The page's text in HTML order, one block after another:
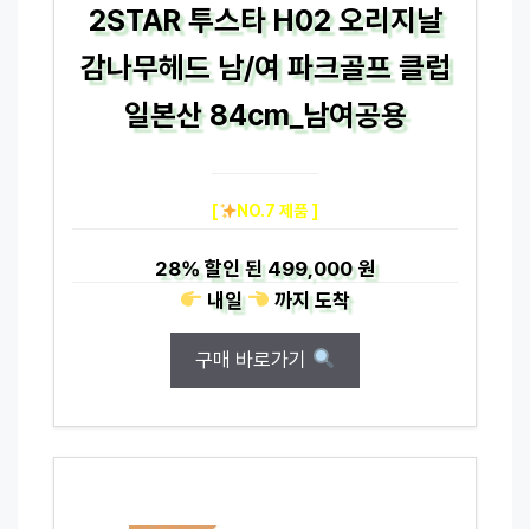
2STAR 투스타 H02 오리지날
감나무헤드 남/여 파크골프 클럽
일본산 84cm_남여공용
[ NO.7 제품 ]
28%할인 된499,000 원
내일
까지도착
구매 바로가기